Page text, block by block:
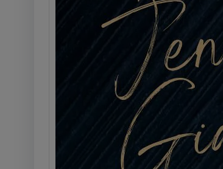
Kyla con
Mariglianese
Calcio (2025/2026)
La Global Trading, con
Kyla Caffè, sponsorizza
e promuove le…
Leggi tutto…